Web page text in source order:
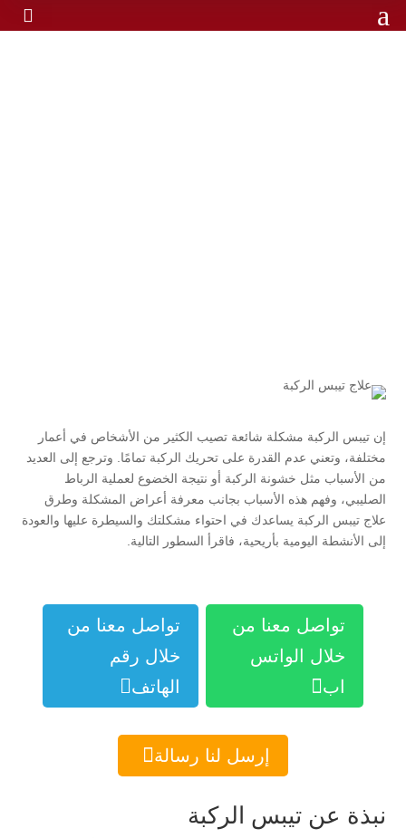
a

إن تيبس الركبة مشكلة شائعة تصيب الكثير من الأشخاص في أعمار
مختلفة، وتعني عدم القدرة على تحريك الركبة تمامًا. وترجع إلى العديد
من الأسباب مثل خشونة الركبة أو نتيجة الخضوع لعملية الرباط
الصليبي، وفهم هذه الأسباب بجانب معرفة أعراض المشكلة وطرق
علاج تيبس الركبة يساعدك في احتواء مشكلتك والسيطرة عليها والعودة
إلى الأنشطة اليومية بأريحية، فاقرأ السطور التالية.
تواصل معنا من
خلال الواتس
اب
تواصل معنا من
خلال رقم
الهاتف
إرسل لنا رسالة
نبذة عن تيبس الركبة